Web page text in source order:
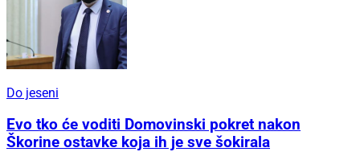
Do jeseni
Evo tko će voditi Domovinski pokret nakon
Škorine ostavke koja ih je sve šokirala